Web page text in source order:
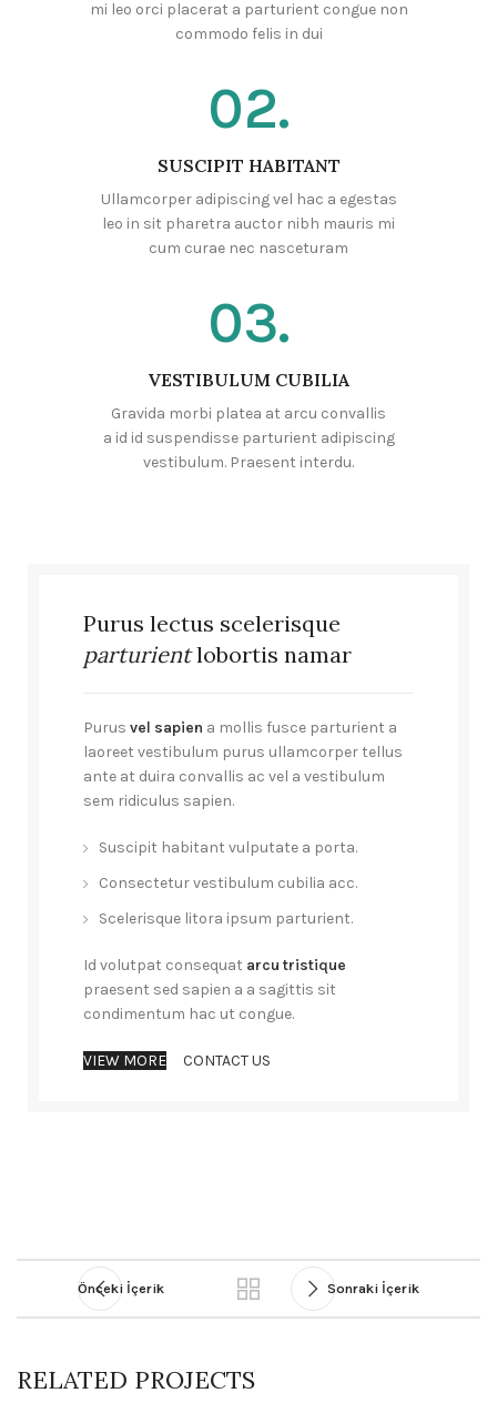
mi leo orci placerat a parturient congue non
commodo felis in dui
02.
SUSCIPIT HABITANT
Ullamcorper adipiscing vel hac a egestas
leo in sit pharetra auctor nibh mauris mi
cum curae nec nasceturam
03.
VESTIBULUM CUBILIA
Gravida morbi platea at arcu convallis
a id id suspendisse parturient adipiscing
vestibulum. Praesent interdu.
Purus lectus scelerisque
parturientlobortis namar
Purus vel sapien a mollis fusce parturient a
laoreet vestibulum purus ullamcorper tellus
ante at duira convallis ac vel a vestibulum
sem ridiculus sapien.
Suscipit habitant vulputate a porta.
Consectetur vestibulum cubilia acc.
Scelerisque litora ipsum parturient.
Id volutpat consequat arcu tristique
praesent sed sapien a a sagittis sit
condimentum hac ut congue.
VIEW MORE CONTACT US
Önceki İçerik Sonraki İçerik
RELATED PROJECTS